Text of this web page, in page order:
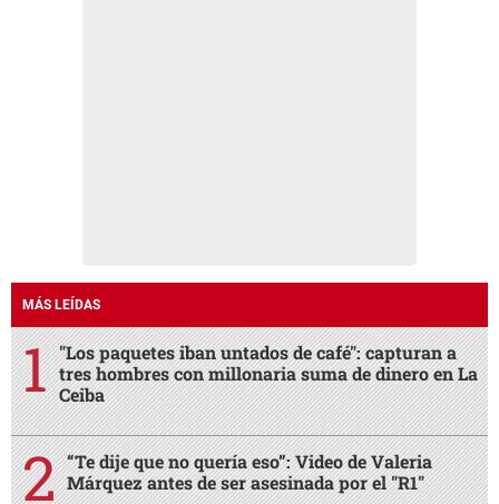
MÁS LEÍDAS
"Los paquetes iban untados de café": capturan a
tres hombres con millonaria suma de dinero en La
Ceiba
“Te dije que no quería eso”: Video de Valeria
Márquez antes de ser asesinada por el "R1"